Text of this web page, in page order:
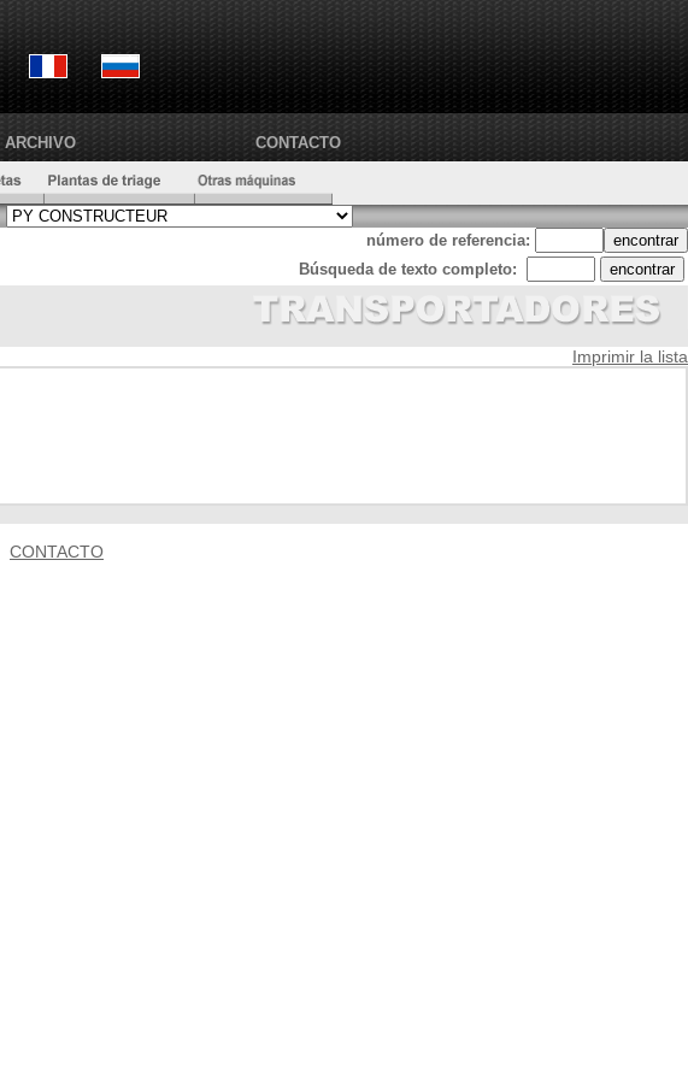
ARCHIVO CONTACTO
número de referencia:
Búsqueda de texto completo:
Imprimir la lista
CONTACTO